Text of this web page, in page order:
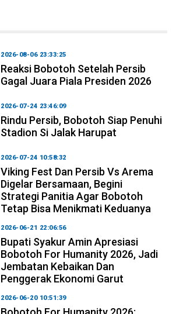
2026-08-06 23:33:25
Reaksi Bobotoh Setelah Persib
Gagal Juara Piala Presiden 2026
2026-07-24 23:46:09
Rindu Persib, Bobotoh Siap Penuhi
Stadion Si Jalak Harupat
2026-07-24 10:58:32
Viking Fest Dan Persib Vs Arema
Digelar Bersamaan, Begini
Strategi Panitia Agar Bobotoh
Tetap Bisa Menikmati Keduanya
2026-06-21 22:06:56
Bupati Syakur Amin Apresiasi
Bobotoh For Humanity 2026, Jadi
Jembatan Kebaikan Dan
Penggerak Ekonomi Garut
2026-06-20 10:51:39